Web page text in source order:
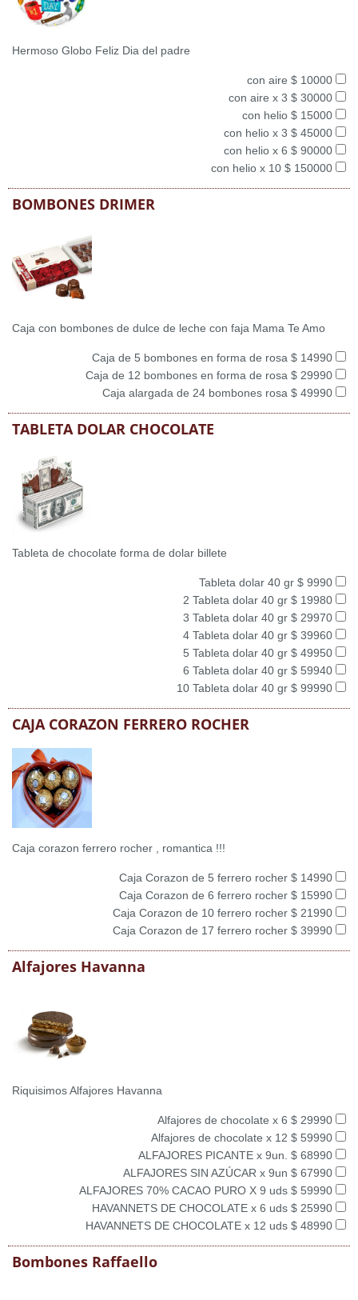
Hermoso Globo Feliz Dia del padre
con aire $ 10000
con aire x 3 $ 30000
con helio $ 15000
con helio x 3 $ 45000
con helio x 6 $ 90000
con helio x 10 $ 150000
BOMBONES DRIMER
Caja con bombones de dulce de leche con faja Mama Te Amo
Caja de 5 bombones en forma de rosa $ 14990
Caja de 12 bombones en forma de rosa $ 29990
Caja alargada de 24 bombones rosa $ 49990
TABLETA DOLAR CHOCOLATE
Tableta de chocolate forma de dolar billete
Tableta dolar 40 gr $ 9990
2 Tableta dolar 40 gr $ 19980
3 Tableta dolar 40 gr $ 29970
4 Tableta dolar 40 gr $ 39960
5 Tableta dolar 40 gr $ 49950
6 Tableta dolar 40 gr $ 59940
10 Tableta dolar 40 gr $ 99990
CAJA CORAZON FERRERO ROCHER
Caja corazon ferrero rocher , romantica !!!
Caja Corazon de 5 ferrero rocher $ 14990
Caja Corazon de 6 ferrero rocher $ 15990
Caja Corazon de 10 ferrero rocher $ 21990
Caja Corazon de 17 ferrero rocher $ 39990
Alfajores Havanna
Riquisimos Alfajores Havanna
Alfajores de chocolate x 6 $ 29990
Alfajores de chocolate x 12 $ 59990
ALFAJORES PICANTE x 9un. $ 68990
ALFAJORES SIN AZÚCAR x 9un $ 67990
ALFAJORES 70% CACAO PURO X 9 uds $ 59990
HAVANNETS DE CHOCOLATE x 6 uds $ 25990
HAVANNETS DE CHOCOLATE x 12 uds $ 48990
Bombones Raffaello